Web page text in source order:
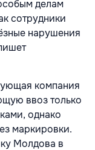
делам
сотрудники
нарушения
компания
ввоз только
однако
маркировки.
Молдова в